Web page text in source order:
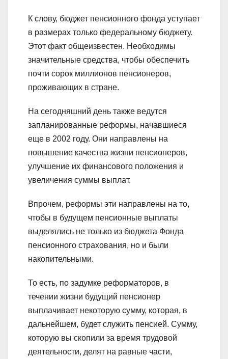
К слову, бюджет пенсионного фонда уступает
в размерах только федеральному бюджету.
Этот факт общеизвестен. Необходимы
значительные средства, чтобы обеспечить
почти сорок миллионов пенсионеров,
проживающих в стране.
На сегодняшний день также ведутся
запланированные реформы, начавшиеся
еще в 2002 году. Они направлены на
повышение качества жизни пенсионеров,
улучшение их финансового положения и
увеличения суммы выплат.
Впрочем, реформы эти направлены на то,
чтобы в будущем пенсионные выплаты
выделялись не только из бюджета Фонда
пенсионного страхования, но и были
накопительными.
То есть, по задумке реформаторов, в
течении жизни будущий пенсионер
выплачивает некоторую сумму, которая, в
дальнейшем, будет служить пенсией. Сумму,
которую вы скопили за время трудовой
деятельности, делят на равные части,